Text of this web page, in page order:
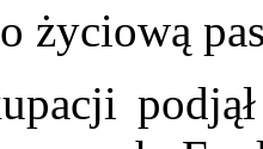
życiową